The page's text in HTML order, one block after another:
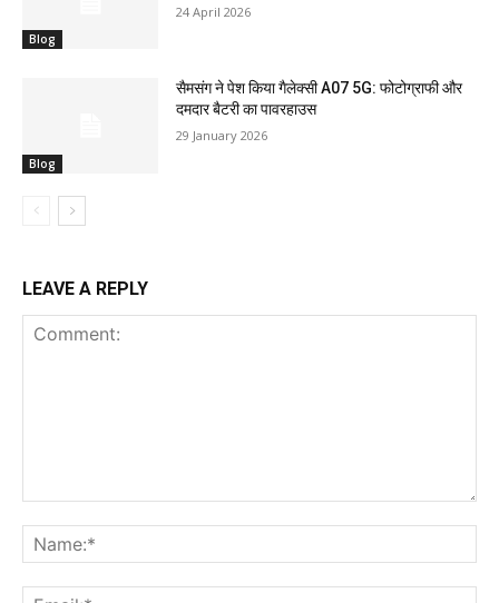
Blog
24 April 2026
Blog
सैमसंग ने पेश किया गैलेक्सी A07 5G: फोटोग्राफी और
दमदार बैटरी का पावरहाउस
29 January 2026
LEAVE A REPLY